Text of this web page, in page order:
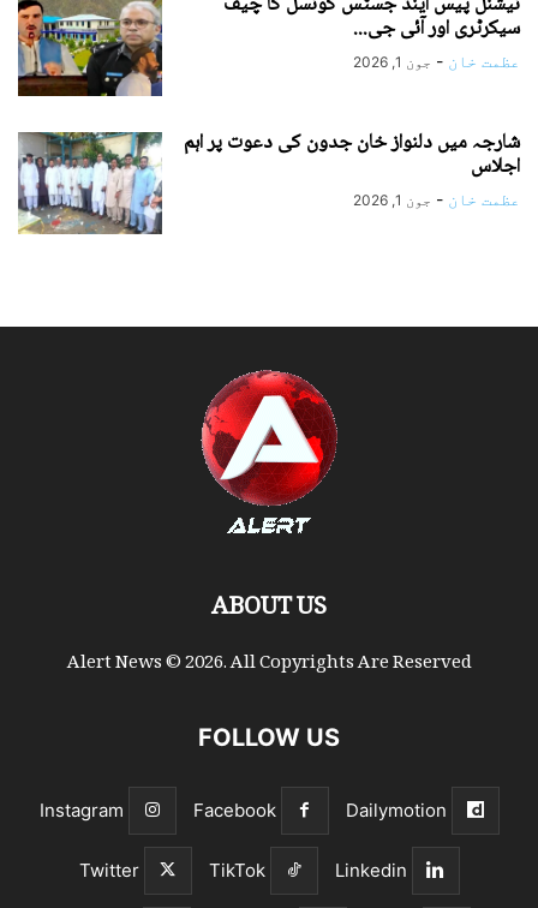
سیکرٹری اور آئی جی...
عظمت خان - جون 1, 2026
شارجہ میں دلنواز خان جدون کی دعوت پر اہم
اجلاس
عظمت خان - جون 1, 2026
ABOUT US
Alert News © 2026. All Copyrights Are Reserved
FOLLOW US
Dailymotion
Facebook
Instagram
Linkedin
TikTok
Twitter